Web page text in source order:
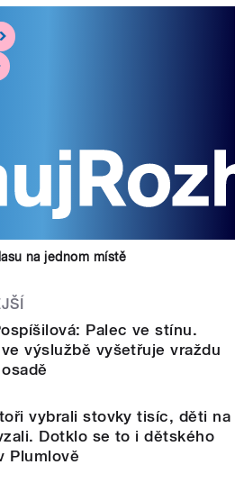
na jednom místě
Palec ve stínu.
výslužbě vyšetřuje vraždu
vybrali stovky tisíc, děti na
Dotklo se to i dětského
Plumlově